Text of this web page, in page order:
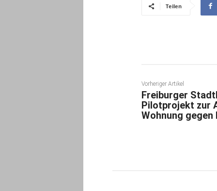
Teilen
Vorheriger Artikel
Freiburger
Pilotprojekt zur
Wohnung gegen